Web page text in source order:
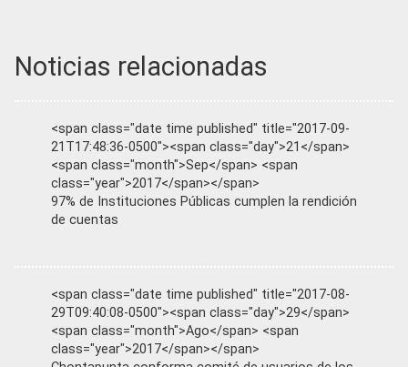
Noticias relacionadas
<span class="date time published" title="2017-09-
21T17:48:36-0500"><span class="day">21</span>
<span class="month">Sep</span> <span
class="year">2017</span></span>
97% de Instituciones Públicas cumplen la rendición
de cuentas
<span class="date time published" title="2017-08-
29T09:40:08-0500"><span class="day">29</span>
<span class="month">Ago</span> <span
class="year">2017</span></span>